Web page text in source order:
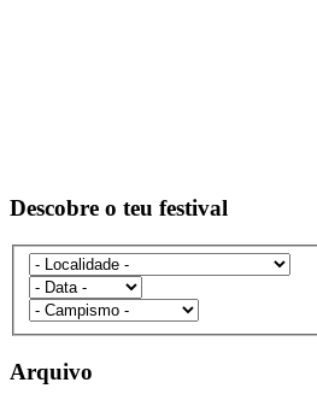
Descobre o teu festival
Arquivo